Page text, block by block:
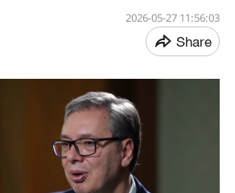
11:56:03 2026-05-27
Share